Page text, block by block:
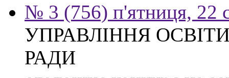
№ 3 (756) п'ятниця, 22
УПРАВЛІННЯ
РАДИ